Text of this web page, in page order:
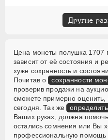
Другие
Цена монеты полушка 1707
зависит от её состояния и
хуже сохранность и
Почитав о сохранности
проверив продажи на
сможете примерно оценить,
сегодня. Так же
Ваших руках, должна
остались сомнения или Вы
профессиональную помощь